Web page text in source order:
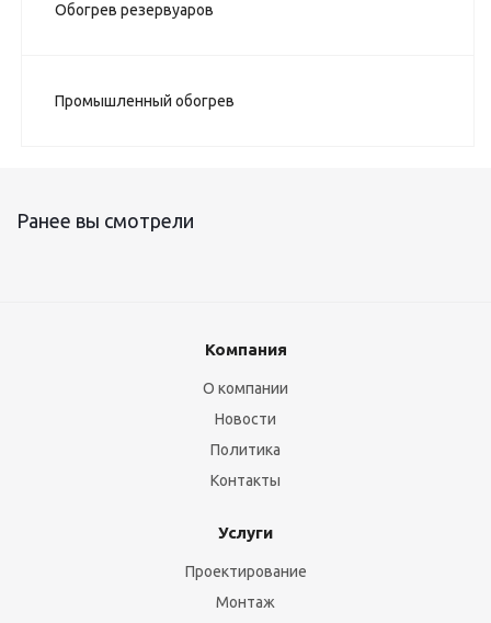
Обогрев резервуаров
Промышленный обогрев
Ранее вы смотрели
Компания
О компании
Новости
Политика
Контакты
Услуги
Проектирование
Монтаж